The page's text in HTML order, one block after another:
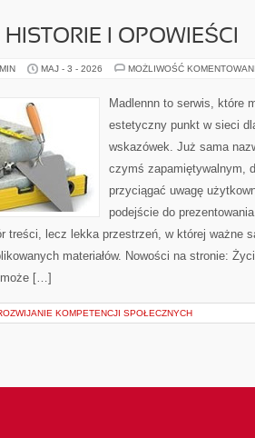
HISTORIE I OPOWIEŚCI
MAJ - 3 - 2026 MOŻLIWOŚĆ
Madlennn to serwis, które
estetyczny punkt w sieci
wskazówek. Już sama
czymś zapamiętywalnym,
przyciągać uwagę
podejście do
treści, lecz lekka przestrzeń, w której ważne
materiałów. Nowości na stronie:
może […]
KOMPETENCJI SPOŁECZNYCH